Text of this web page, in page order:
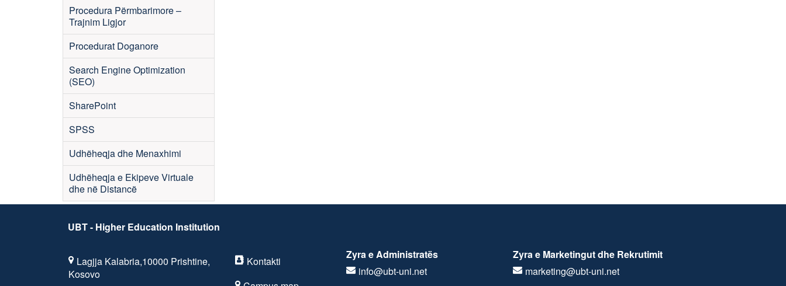
Procedura Përmbarimore –
Trajnim Ligjor
Procedurat Doganore
Search Engine Optimization
(SEO)
SharePoint
SPSS
Udhëheqja dhe Menaxhimi
Udhëheqja e Ekipeve Virtuale
dhe në Distancë
UBT - Higher Education Institution
Lagjja Kalabria,10000 Prishtine,
Kosovo
Kontakti
Zyra e Administratës
info@ubt-uni.net
Zyra e Marketingut dhe Rekrutimit
marketing@ubt-uni.net